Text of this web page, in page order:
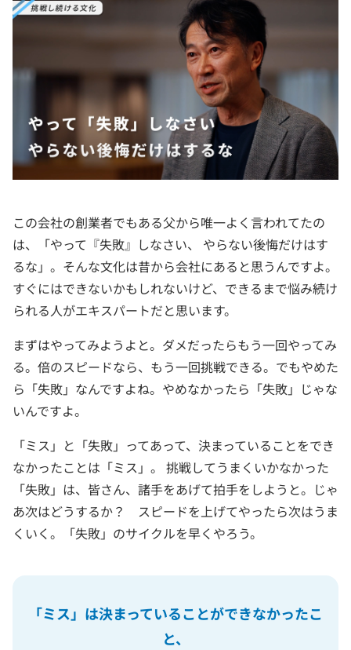
この会社の創業者でもある父から唯一よく言われてたの
は、「やって『失敗』しなさい、 やらない後悔だけはす
るな」。そんな文化は昔から会社にあると思うんですよ。
すぐにはできないかもしれないけど、できるまで悩み続け
られる人がエキスパートだと思います。
まずはやってみようよと。ダメだったらもう一回やってみ
る。倍のスピードなら、もう一回挑戦できる。でもやめた
ら「失敗」なんですよね。やめなかったら「失敗」じゃな
いんですよ。
「ミス」と「失敗」ってあって、決まっていることをでき
なかったことは「ミス」。 挑戦してうまくいかなかった
「失敗」は、皆さん、諸手をあげて拍手をしようと。じゃ
あ次はどうするか？ スピードを上げてやったら次はうま
くいく。「失敗」のサイクルを早くやろう。
「ミス」は決まっていることができなかったこ
と、